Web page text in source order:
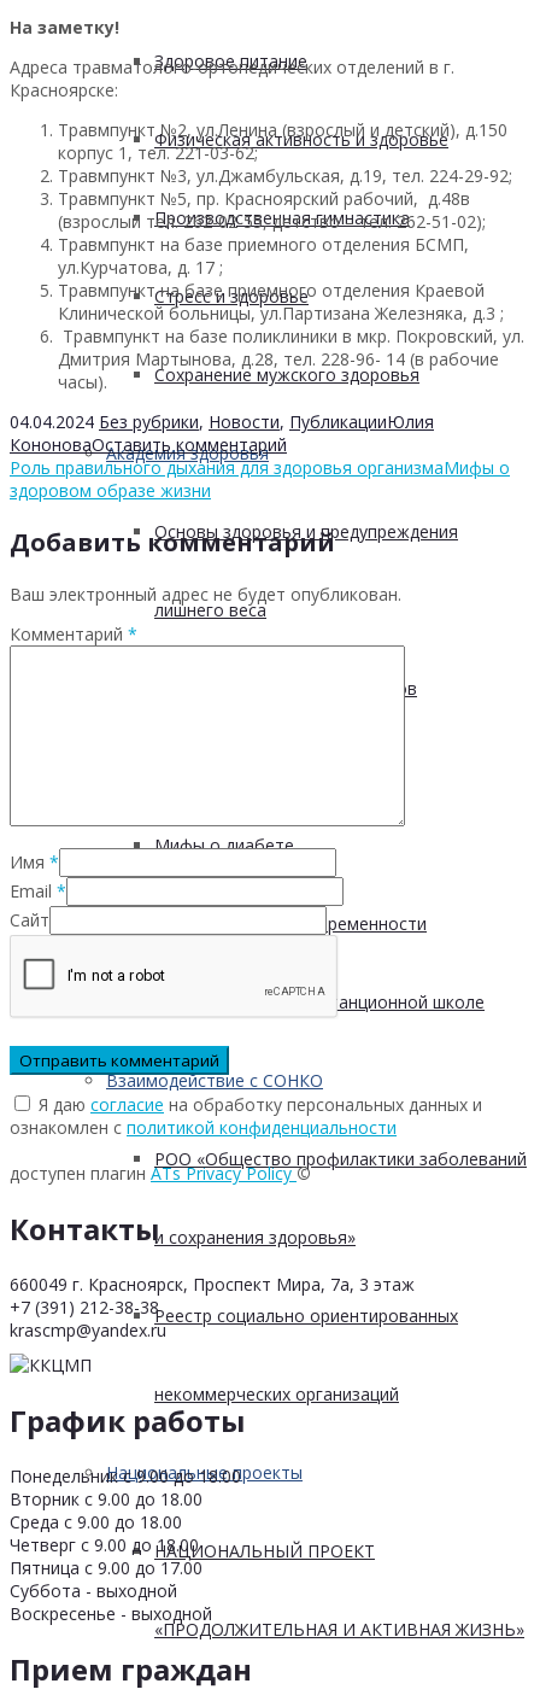
Здоровое питание
Физическая активность и здоровье
Производственная гимнастика
Стресс и здоровье
Сохранение мужского здоровья
Академия здоровья
Основы здоровья и предупреждения
лишнего веса
Пищевые привычки подростков
Мифы о диабете
Курение во время беременности
Запись занятия в дистанционной школе
Взаимодействие с СОНКО
РОО «Общество профилактики заболеваний
и сохранения здоровья»
Реестр социально ориентированных
некоммерческих организаций
Национальные проекты
НАЦИОНАЛЬНЫЙ ПРОЕКТ
«ПРОДОЛЖИТЕЛЬНАЯ И АКТИВНАЯ ЖИЗНЬ»
На заметку!
Адреса травматолого-ортопедических отделений в г.
Красноярске:
Травмпункт №2, ул.Ленина (взрослый и детский), д.150
корпус 1, тел. 221-03-62;
Травмпункт №3, ул.Джамбульская, д.19, тел. 224-29-92;
Травмпункт №5, пр. Красноярский рабочий, д.48в
(взрослый тел. 262-02-55, детство – тел. 262-51-02);
Травмпункт на базе приемного отделения БСМП,
ул.Курчатова, д. 17 ;
Травмпункт на базе приемного отделения Краевой
Клинической больницы, ул.Партизана Железняка, д.3 ;
Травмпункт на базе поликлиники в мкр. Покровский, ул.
Дмитрия Мартынова, д.28, тел. 228-96- 14 (в рабочие
часы).
04.04.2024 Без рубрики, Новости, ПубликацииЮлия
КононоваОставить комментарий
Роль правильного дыхания для здоровья организмаМифы о
здоровом образе жизни
Добавить комментарий
Ваш электронный адрес не будет опубликован.
Комментарий *
Имя *
Email *
Сайт
Я даю согласие на обработку персональных данных и
ознакомлен с политикой конфиденциальности
доступен плагин ATs Privacy Policy©
Контакты
660049 г. Красноярск, Проспект Мира, 7а, 3 этаж
+7 (391) 212-38-38
krascmp@yandex.ru
График работы
Понедельник с 9.00 до 18.00
Вторник с 9.00 до 18.00
Среда с 9.00 до 18.00
Четверг с 9.00 до 18.00
Пятница с 9.00 до 17.00
Суббота - выходной
Воскресенье - выходной
Прием граждан